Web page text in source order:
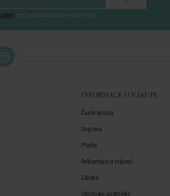
pro zasílání našeho newsletteru
INFORMACE O NÁKUPU
Časté dotazy
Doprava
Platba
Reklamace a vrácení
Záruka
Obchodní podmínky